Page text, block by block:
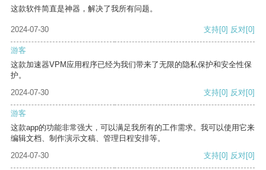
这款软件简直是神器，解决了我所有问题。
2024-07-30 支持[0] 反对[0]
游客
这款加速器VPM应用程序已经为我们带来了无限的隐私保护和安全性保
护。
2024-07-30
支持[0] 反对[0]
游客
这款app的功能非常强大，可以满足我所有的工作需求。我可以使用它来
编辑文档、制作演示文稿、管理日程安排等。
2024-07-30
支持[0] 反对[0]